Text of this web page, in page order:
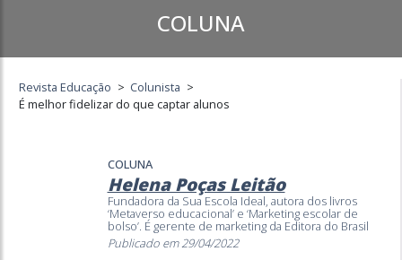
COLUNA
Revista Educação > Colunista >
É melhor fidelizar do que captar alunos
COLUNA
Helena Poças Leitão
Fundadora da Sua Escola Ideal, autora dos livros
‘Metaverso educacional’ e ‘Marketing escolar de
bolso’. É gerente de marketing da Editora do Brasil
Publicado em 29/04/2022